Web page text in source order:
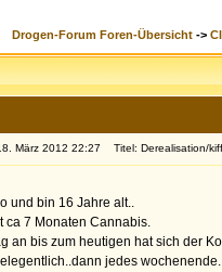
Drogen-Forum Foren-Übersicht ->
März 2012 22:27 Titel: Derealisation/
und bin 16 Jahre alt..
ca 7 Monaten Cannabis.
an bis zum heutigen hat sich der
jedes